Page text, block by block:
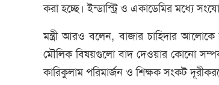
করা হচ্ছে। ইন্ডাস্ট্রি ও একাডেমির মধ্যে
মন্ত্রী আরও বলেন, বাজার চাহিদার
মৌলিক বিষয়গুলো বাদ দেওয়ার কোনো সম্পর্ক
কারিকুলাম পরিমার্জন ও শিক্ষক সংকট